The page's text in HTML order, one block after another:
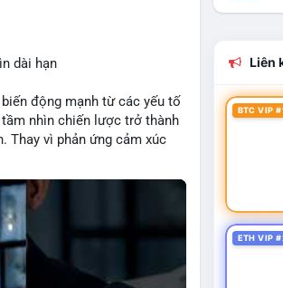
dài hạn
động mạnh từ các yếu tố
nhìn chiến lược trở thành
Thay vì phản ứng cảm xúc
Điều này không chỉ giúp
phục hồi.
Liên
BTC VIP
ETH VIP